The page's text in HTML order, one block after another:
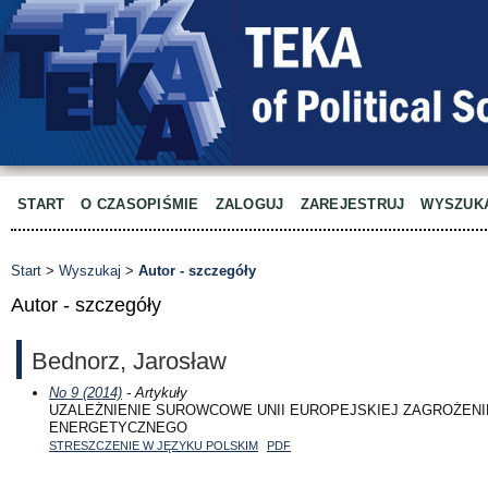
START O CZASOPIŚMIE ZALOGUJ ZAREJESTRUJ
Start > Wyszukaj > Autor - szczegóły
Autor - szczegóły
Bednorz, Jarosław
No 9 (2014) - Artykuły
UZALEŻNIENIE SUROWCOWE UNII EUROPEJSKIEJ
ENERGETYCZNEGO
STRESZCZENIE W JĘZYKU POLSKIM PDF